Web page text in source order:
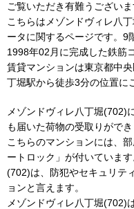
ご覧いただき有難うございま
こちらはメゾンドヴィレ八
ータに関するページです。9
1998年02月に完成した鉄筋
賃貸マンションは東京都中
丁堀駅から徒歩3分の位置に
メゾンドヴィレ八丁堀(702)
も届いた荷物の受取りができ
こちらのマンションには、
ートロック」が付いていま
(702)は、防犯やセキュリテ
ョンと言えます。
メゾンドヴィレ八丁堀(702)